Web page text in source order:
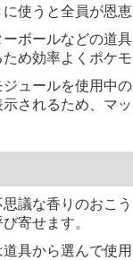
使うと全員が恩恵
ーボールなどの道
ため効率よくポケ
ジュールを使用中
されるため、マ
議な香りのおこ
寄せます。
具から選んで使用